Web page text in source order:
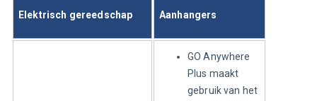
Elektrisch gereedschap Aanhangers
GO Anywhere
Plus maakt
gebruik van het